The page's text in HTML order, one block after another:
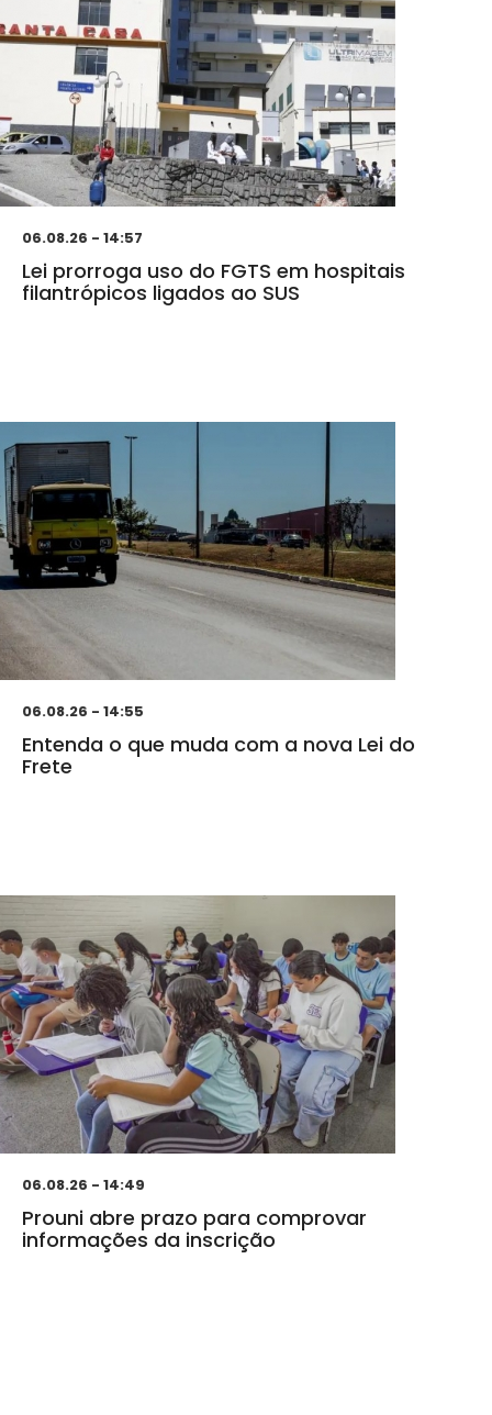
06.08.26 - 14:57
Lei prorroga uso do FGTS em hospitais
filantrópicos ligados ao SUS
06.08.26 - 14:55
Entenda o que muda com a nova Lei do
Frete
06.08.26 - 14:49
Prouni abre prazo para comprovar
informações da inscrição